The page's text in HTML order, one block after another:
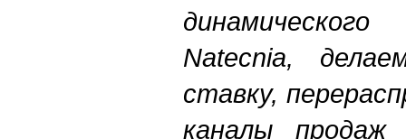
Natecnia,
ставку,
каналы